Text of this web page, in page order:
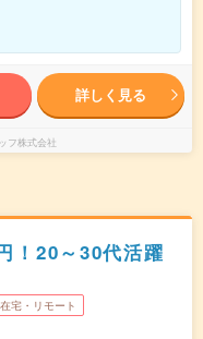
詳しく見る
フ株式会社
！20～30代活躍
在宅・リモート